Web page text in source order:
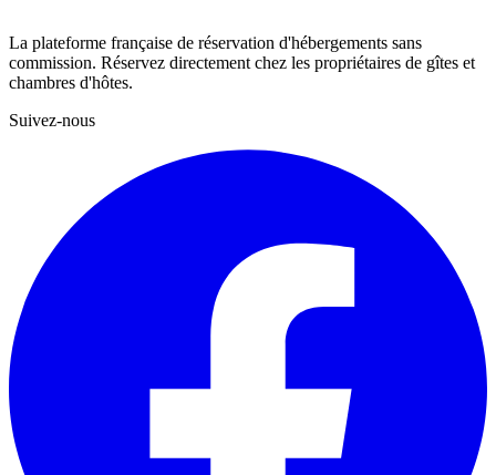
La plateforme française de réservation d'hébergements sans
commission. Réservez directement chez les propriétaires de gîtes et
chambres d'hôtes.
Suivez-nous